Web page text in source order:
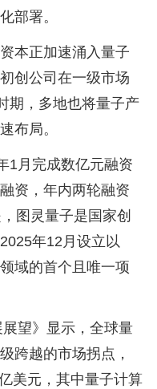
部署。
本正加速涌入量子
创公司在一级市场
期，多地也将量子产
布局。
1月完成数亿元融资
资，年内两轮融资
图灵量子是国家创
年12月设立以
域的首个且唯一项
展望》显示，全球量
跨越的市场拐点，
美元，其中量子计算